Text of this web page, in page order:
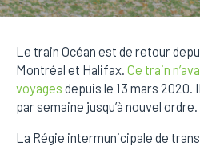
Le train Océan est de retour
Montréal et Halifax. Ce train
voyages depuis le 13 mars 2020.
par semaine jusqu’à nouvel ordre.
La Régie intermunicipale de